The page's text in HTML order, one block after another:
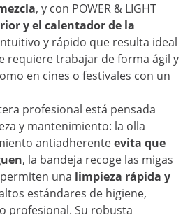
, y con POWER & LIGHT
y el calentador de la
y rápido que resulta ideal
requiere trabajar de forma ágil y
en cines o festivales con un
profesional está pensada
y mantenimiento: la olla
antiadherenteevita que
, la bandeja recoge las migas
una limpieza rápida y
estándares de higiene,
profesional. Su robusta